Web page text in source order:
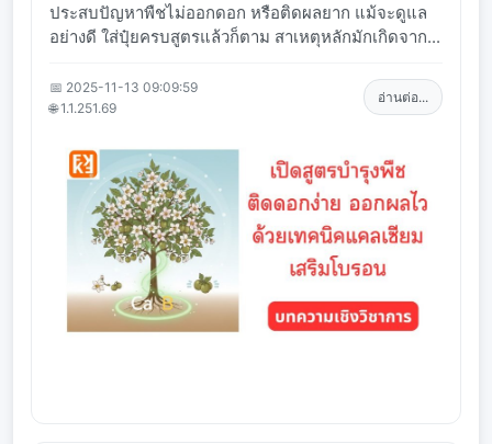
ประสบปัญหาพืชไม่ออกดอก หรือติดผลยาก แม้จะดูแล
อย่างดี ใส่ปุ๋ยครบสูตรแล้วก็ตาม สาเหตุหลักมักเกิดจาก...
📅 2025-11-13 09:09:59
🌐 1.1.251.69
อ่านต่อ...